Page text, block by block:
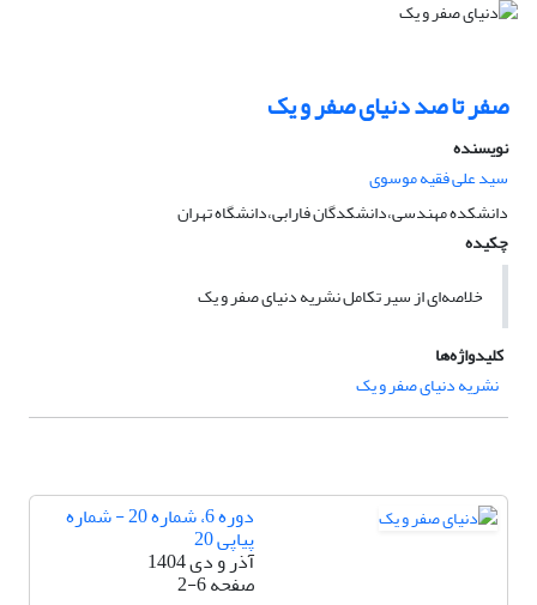
صفر تا صد دنیای صفر و یک
نویسنده
سید علی فقیه موسوی
دانشکده مهندسی،دانشکدگان فارابی،دانشگاه تهران
چکیده
خلاصه‌ای از سیر تکامل نشریه دنیای صفر و یک
کلیدواژه‌ها
نشریه دنیای صفر و یک
دوره 6، شماره 20 - شماره
پیاپی 20
آذر و دی 1404
صفحه2-6